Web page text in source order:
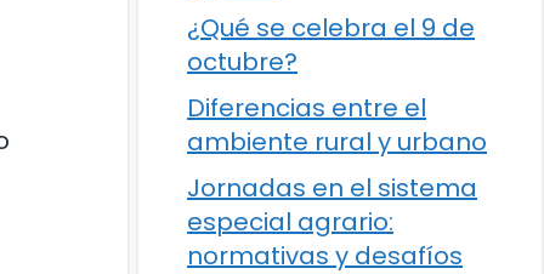
¿Qué se celebra el 9 de
octubre?
Diferencias entre el
ambiente rural y urbano
Jornadas en el sistema
especial agrario:
normativas y desafíos